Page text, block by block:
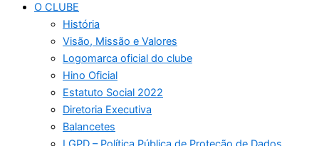
O CLUBE
História
Visão, Missão e Valores
Logomarca oficial do clube
Hino Oficial
Estatuto Social 2022
Diretoria Executiva
Balancetes